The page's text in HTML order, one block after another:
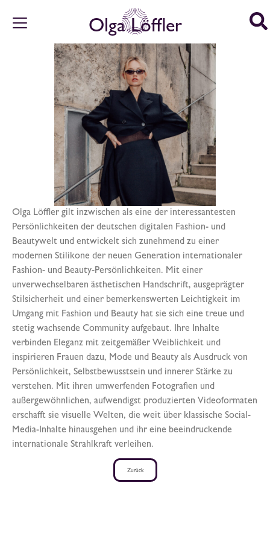
Olga Löffler
Olga Löffler gilt inzwischen als eine der interessantesten
Persönlichkeiten der deutschen digitalen Fashion- und
Beautywelt und entwickelt sich zunehmend zu einer
modernen Stilikone der neuen Generation internationaler
Fashion- und Beauty-Persönlichkeiten. Mit einer
unverwechselbaren ästhetischen Handschrift, ausgeprägter
Stilsicherheit und einer bemerkenswerten Leichtigkeit im
Umgang mit Fashion und Beauty hat sie sich eine treue und
stetig wachsende Community aufgebaut. Ihre Inhalte
verbinden Eleganz mit zeitgemäßer Weiblichkeit und
inspirieren Frauen dazu, Mode und Beauty als Ausdruck von
Persönlichkeit, Selbstbewusstsein und innerer Stärke zu
verstehen. Mit ihren umwerfenden Fotografien und
außergewöhnlichen, aufwendigst produzierten Videoformaten
erschafft sie visuelle Welten, die weit über klassische Social-
Media-Inhalte hinausgehen und ihr eine beeindruckende
internationale Strahlkraft verleihen.
Zurück